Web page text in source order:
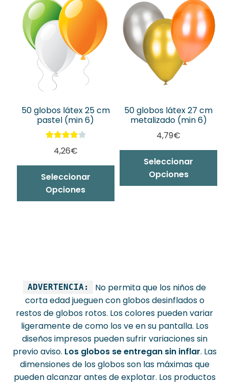
50 globos látex 25 cm
pastel (min 6)
con
4,26€
Seleccionar
Opciones
producto
elegir
en
la
página
de
producto
50 globos látex 27 cm
metalizado (min 6)
4,79€
Seleccionar
Opciones
ADVERTENCIA:
No permita que los niños de
corta edad jueguen con globos desinflados o
restos de globos rotos. Los colores pueden variar
ligeramente de como los ve en su pantalla. Los
diseños impresos pueden sufrir variaciones sin
previo aviso. Los globos se entregan sin inflar. Las
dimensiones de los globos son las máximas que
pueden alcanzar antes de explotar. Los productos